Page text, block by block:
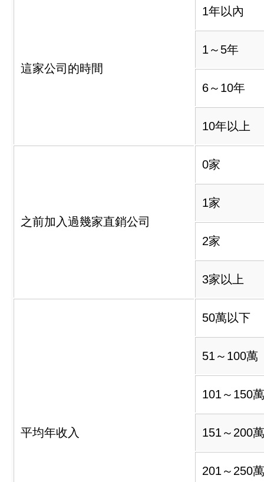
這家公司的時間
1年以內
1～5年
6～10年
10年以上
之前加入過幾家直銷公司
0家
1家
2家
3家以上
平均年收入
50萬以下
51～100萬
101～150萬
151～200萬
201～250萬